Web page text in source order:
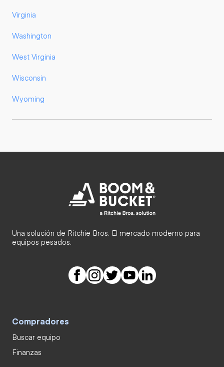
Virginia
Washington
West Virginia
Wisconsin
Wyoming
Una solución de Ritchie Bros. El mercado moderno para
equipos pesados.
Compradores
Buscar equipo
Finanzas